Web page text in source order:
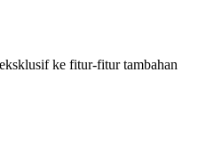
ke fitur-fitur tambahan